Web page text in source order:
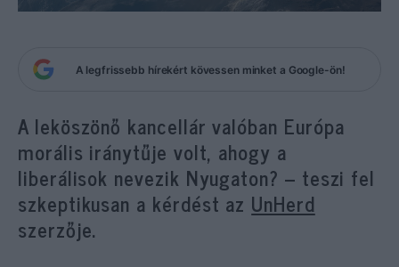
A legfrissebb hírekért kövessen minket a Google-ön!
A leköszönő kancellár valóban Európa
morális iránytűje volt, ahogy a
liberálisok nevezik Nyugaton? – teszi fel
szkeptikusan a kérdést az UnHerd
szerzője.